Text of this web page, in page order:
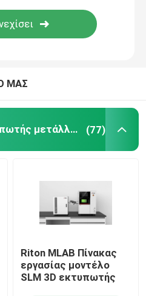
κοσμήματος
ρητίνης SLA
λέιζερ
τιτανίου
DMIS-V1
ΜΑΣ
Τρισδιάστατος εκτυπωτής μετάλλων λέιζερ (77)
Riton MLAB Πίνακας
εργασίας μοντέλο
SLM 3D εκτυπωτής